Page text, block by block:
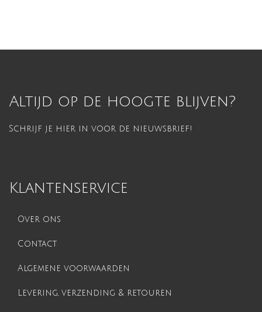
Altijd op de hoogte blijven?
Schrijf je hier in voor de nieuwsbrief!
Klantenservice
Over ons
Contact
Algemene voorwaarden
Levering, verzending & retouren